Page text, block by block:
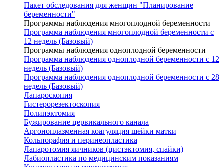
Пакет обследования для женщин "Планирование
беременности"
Программы наблюдения многоплодной беременности
Программа наблюдения многоплодной беременности с
12 недель (Базовый)
Программы наблюдения одноплодной беременности
Программа наблюдения одноплодной беременности с 12
недель (Базовый)
Программа наблюдения одноплодной беременности с 28
недель (Базовый)
Лапароскопия
Гистерорезектоскопия
Полипэктомия
Бужирование цервикального канала
Аргоноплазменная коагуляция шейки матки
Кольпорафия и перинеопластика
Лапаротомия яичников (цистэктомия, спайки)
Лабиопластика по медицинским показаниям